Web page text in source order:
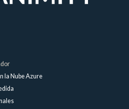
la Nube Azure